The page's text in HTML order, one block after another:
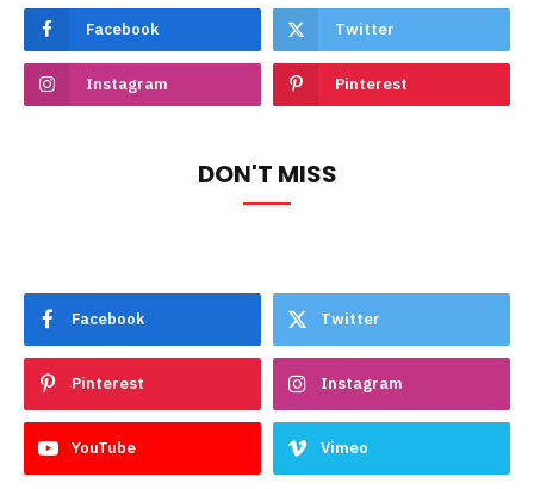
Facebook Twitter
Instagram Pinterest
DON'T MISS
Facebook Twitter
Pinterest Instagram
YouTube Vimeo